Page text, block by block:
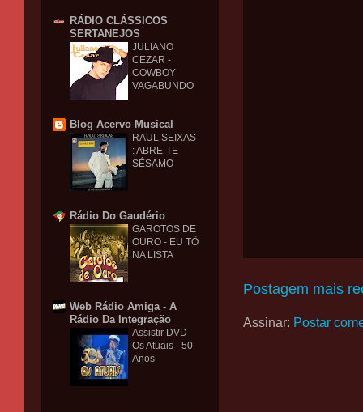
Postagem mais
Assinar: Postar
RÁDIO CLÁSSICOS
SERTANEJOS
JULIANO
CEZAR -
COWBOY
VAGABUNDO
Blog Acervo Musical
RAUL SEIXAS
: ABRE-TE
SÉSAMO
Rádio Do Gaudério
GAROTOS DE
OURO - EU TÔ
NA LISTA
Web Rádio Amiga - A
Rádio Da Integração
Assistir DVD
Os Atuais - 50
Anos